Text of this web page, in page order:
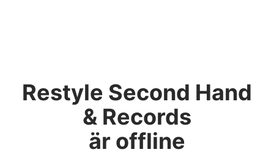
Restyle Second Hand
& Records
är offline